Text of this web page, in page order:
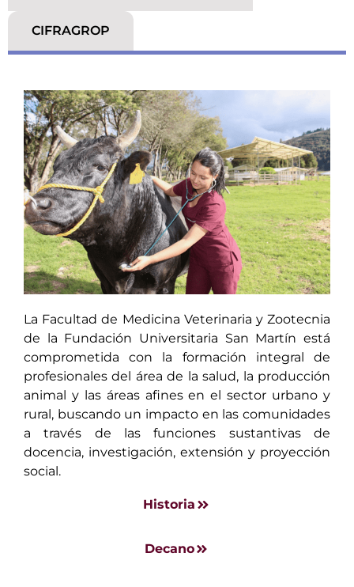
CIFRAGROP
La Facultad de Medicina Veterinaria y Zootecnia
de la Fundación Universitaria San Martín está
comprometida con la formación integral de
profesionales del área de la salud, la producción
animal y las áreas afines en el sector urbano y
rural, buscando un impacto en las comunidades
a través de las funciones sustantivas de
docencia, investigación, extensión y proyección
social.
Historia
Decano